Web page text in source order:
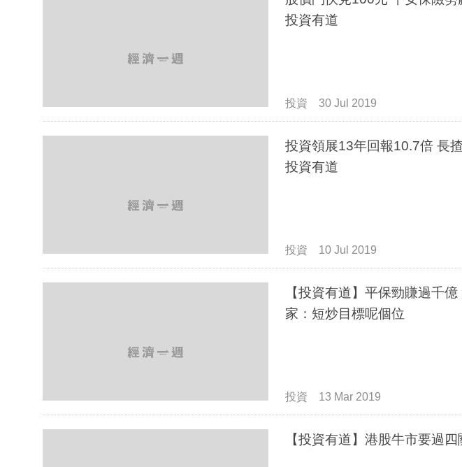
投資有道
投資 30 Jul 2019
投資領展13年回報10.7倍 長
投資有道
投資 10 Jul 2019
【投資有道】平保勁賺過千
家：短炒目標呢個位
投資 13 Mar 2019
【投資有道】港股牛市要過